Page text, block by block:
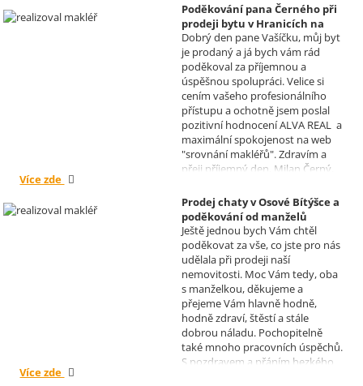
Poděkování pana Černého při
prodeji bytu v Hranicích na
Moravě
Realizoval makléř: David
Vašíček
Dobrý den pane Vašíčku, můj byt
je prodaný a já bych vám rád
poděkoval za příjemnou a
úspěšnou spolupráci. Velice si
cením vašeho profesionálního
přístupu a ochotně jsem poslal
pozitivní hodnocení ALVA REAL a
maximální spokojenost na web
"srovnání makléřů". Zdravím a
přeji příjemný den, Milan Černý,
Více zde
Prodej chaty v Osové Bítýšce a
poděkování od manželů
Kovandových
Realizoval makléř: Sylva
Čadová
Ještě jednou bych Vám chtěl
poděkovat za vše, co jste pro nás
udělala při prodeji naší
nemovitosti. Moc Vám tedy, oba
s manželkou, děkujeme a
přejeme Vám hlavně hodně,
hodně zdraví, štěstí a stále
dobrou náladu. Pochopitelně
také mnoho pracovních úspěchů.
S pozdravem a přáním hezkého
Více zde